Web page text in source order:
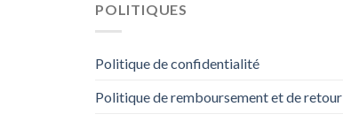
POLITIQUES
Politique de confidentialité
Politique de remboursement et de retour